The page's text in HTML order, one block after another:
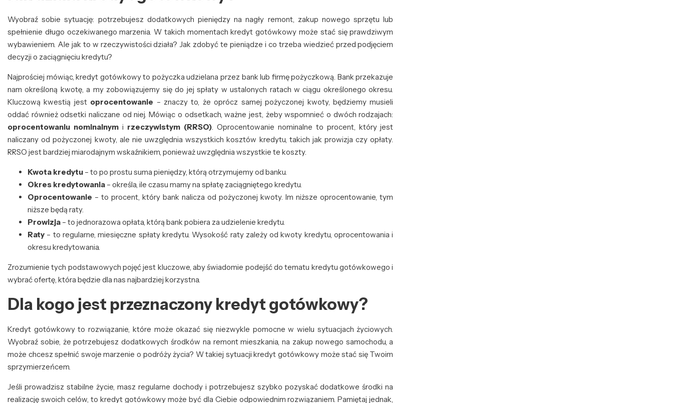
Wyobraź sobie sytuację: potrzebujesz dodatkowych pieniędzy na nagły remont, zakup nowego sprzętu lub
spełnienie długo oczekiwanego marzenia. W takich momentach kredyt gotówkowy może stać się prawdziwym
wybawieniem. Ale jak to w rzeczywistości działa? Jak zdobyć te pieniądze i co trzeba wiedzieć przed podjęciem
decyzji o zaciągnięciu kredytu?
Najprościej mówiąc, kredyt gotówkowy to pożyczka udzielana przez bank lub firmę pożyczkową. Bank przekazuje
nam określoną kwotę, a my zobowiązujemy się do jej spłaty w ustalonych ratach w ciągu określonego okresu.
Kluczową kwestią jest oprocentowanie – znaczy to, że oprócz samej pożyczonej kwoty, będziemy musieli
oddać również odsetki naliczane od niej. Mówiąc o odsetkach, ważne jest, żeby wspomnieć o dwóch rodzajach:
oprocentowaniu nominalnymi rzeczywistym (RRSO). Oprocentowanie nominalne to procent, który jest
naliczany od pożyczonej kwoty, ale nie uwzględnia wszystkich kosztów kredytu, takich jak prowizja czy opłaty.
RRSO jest bardziej miarodajnym wskaźnikiem, ponieważ uwzględnia wszystkie te koszty.
Kwota kredytu – to po prostu suma pieniędzy, którą otrzymujemy od banku.
Okres kredytowania – określa, ile czasu mamy na spłatę zaciągniętego kredytu.
Oprocentowanie – to procent, który bank nalicza od pożyczonej kwoty. Im niższe oprocentowanie, tym
niższe będą raty.
Prowizja – to jednorazowa opłata, którą bank pobiera za udzielenie kredytu.
Raty – to regularne, miesięczne spłaty kredytu. Wysokość raty zależy od kwoty kredytu, oprocentowania i
okresu kredytowania.
Zrozumienie tych podstawowych pojęć jest kluczowe, aby świadomie podejść do tematu kredytu gotówkowego i
wybrać ofertę, która będzie dla nas najbardziej korzystna.
Dla kogo jest przeznaczony kredyt gotówkowy?
Kredyt gotówkowy to rozwiązanie, które może okazać się niezwykle pomocne w wielu sytuacjach życiowych.
Wyobraź sobie, że potrzebujesz dodatkowych środków na remont mieszkania, na zakup nowego samochodu, a
może chcesz spełnić swoje marzenie o podróży życia? W takiej sytuacji kredyt gotówkowy może stać się Twoim
sprzymierzeńcem.
Jeśli prowadzisz stabilne życie, masz regularne dochody i potrzebujesz szybko pozyskać dodatkowe środki na
realizację swoich celów, to kredyt gotówkowy może być dla Ciebie odpowiednim rozwiązaniem. Pamiętaj jednak,